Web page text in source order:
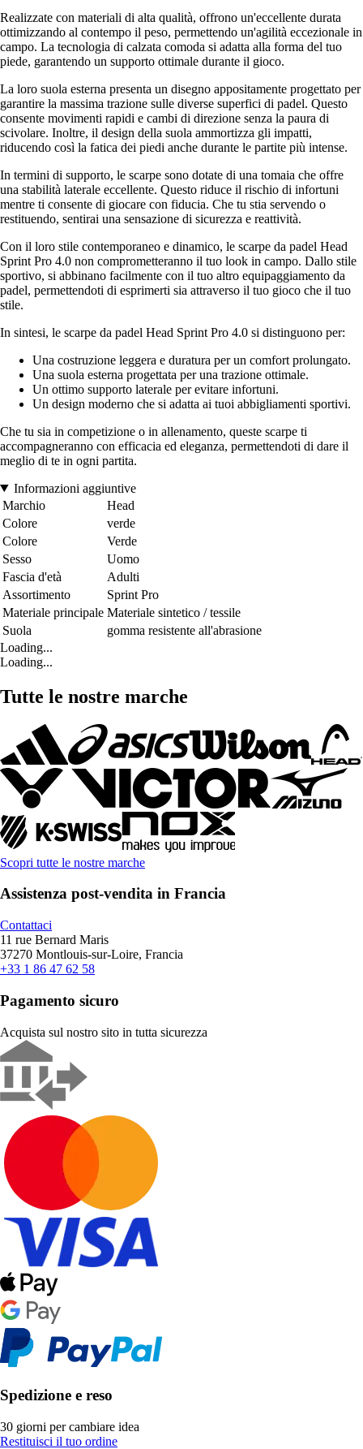
Realizzate con materiali di alta qualità, offrono un'eccellente durata
ottimizzando al contempo il peso, permettendo un'agilità eccezionale in
campo. La tecnologia di calzata comoda si adatta alla forma del tuo
piede, garantendo un supporto ottimale durante il gioco.
La loro suola esterna presenta un disegno appositamente progettato per
garantire la massima trazione sulle diverse superfici di padel. Questo
consente movimenti rapidi e cambi di direzione senza la paura di
scivolare. Inoltre, il design della suola ammortizza gli impatti,
riducendo così la fatica dei piedi anche durante le partite più intense.
In termini di supporto, le scarpe sono dotate di una tomaia che offre
una stabilità laterale eccellente. Questo riduce il rischio di infortuni
mentre ti consente di giocare con fiducia. Che tu stia servendo o
restituendo, sentirai una sensazione di sicurezza e reattività.
Con il loro stile contemporaneo e dinamico, le scarpe da padel Head
Sprint Pro 4.0 non comprometteranno il tuo look in campo. Dallo stile
sportivo, si abbinano facilmente con il tuo altro equipaggiamento da
padel, permettendoti di esprimerti sia attraverso il tuo gioco che il tuo
stile.
In sintesi, le scarpe da padel Head Sprint Pro 4.0 si distinguono per:
Una costruzione leggera e duratura per un comfort prolungato.
Una suola esterna progettata per una trazione ottimale.
Un ottimo supporto laterale per evitare infortuni.
Un design moderno che si adatta ai tuoi abbigliamenti sportivi.
Che tu sia in competizione o in allenamento, queste scarpe ti
accompagneranno con efficacia ed eleganza, permettendoti di dare il
meglio di te in ogni partita.
Informazioni aggiuntive
Marchio
Head
Colore
verde
Colore
Verde
Sesso
Uomo
Fascia d'età
Adulti
Assortimento
Sprint Pro
Materiale principale Materiale sintetico / tessile
Suola
gomma resistente all'abrasione
Loading...
Loading...
Tutte le nostre marche
Scopri tutte le nostre marche
Assistenza post-vendita in Francia
Contattaci
11 rue Bernard Maris
37270 Montlouis-sur-Loire, Francia
+33 1 86 47 62 58
Pagamento sicuro
Acquista sul nostro sito in tutta sicurezza
Spedizione e reso
30 giorni per cambiare idea
Restituisci il tuo ordine